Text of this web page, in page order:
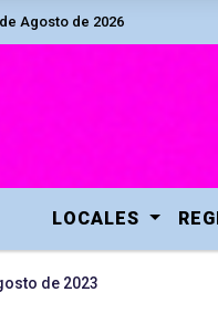
Agosto de 2026
LOCALES
de 2023